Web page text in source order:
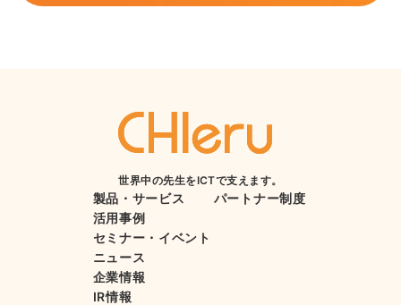
世界中の先生をICTで支えます。
製品・サービス
活用事例
セミナー・イベント
ニュース
企業情報
IR情報
パートナー制度